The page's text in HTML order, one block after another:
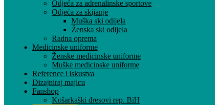
Odjeća za adrenalinske sportove
Odjeća za skijanje
Muška ski odijela
Ženska ski odijela
Radna oprema
Medicinske uniforme
Ženske medicinske uniforme
Muške medicinske uniforme
Reference i iskustva
Dizajniraj majicu
Fanshop
Košarkaški dresovi rep. BiH